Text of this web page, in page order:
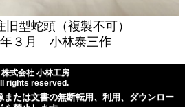
旧型蛇頭（複製不可）
年３月 小林泰三作
式会社 小林工房
rights reserved.
または文書の無断転用、利用、ダウンロー